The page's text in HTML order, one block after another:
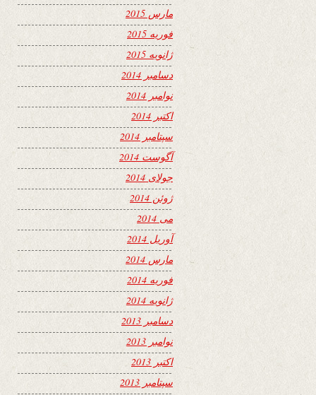
مارس 2015
فوریه 2015
ژانویه 2015
دسامبر 2014
نوامبر 2014
اکتبر 2014
سپتامبر 2014
آگوست 2014
جولای 2014
ژوئن 2014
می 2014
آوریل 2014
مارس 2014
فوریه 2014
ژانویه 2014
دسامبر 2013
نوامبر 2013
اکتبر 2013
سپتامبر 2013